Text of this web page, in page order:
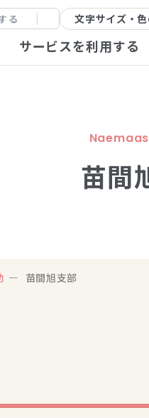
文字サイズ・
サービスを利用する
苗間
苗間旭支部